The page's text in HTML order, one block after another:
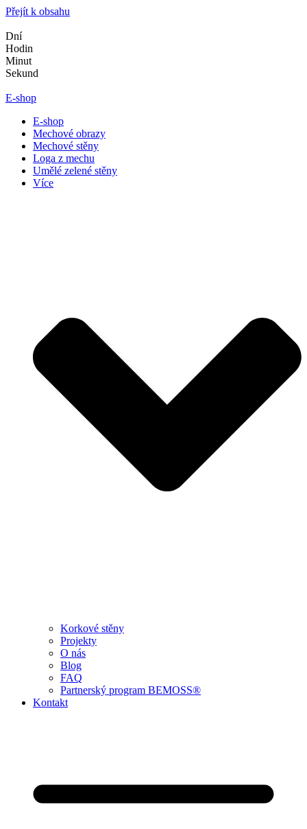
Přejít k obsahu
Dní
Hodin
Minut
Sekund
E-shop
E-shop
Mechové obrazy
Mechové stěny
Loga z mechu
Umělé zelené stěny
Více
Korkové stěny
Projekty
O nás
Blog
FAQ
Partnerský program BEMOSS®
Kontakt